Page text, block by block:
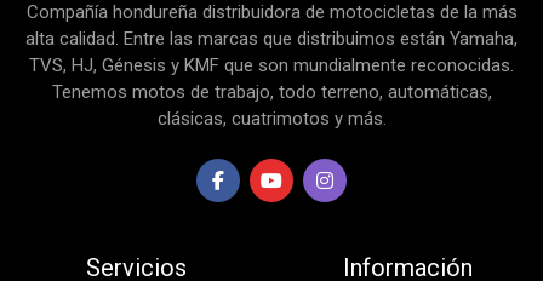
Compañía hondureña distribuidora de motocicletas de la más
alta calidad. Entre las marcas que distribuimos están Yamaha,
TVS, HJ, Génesis y KMF que son mundialmente reconocidas.
Tenemos motos de trabajo, todo terreno, automáticas,
clásicas, cuatrimotos y más.
Servicios Información